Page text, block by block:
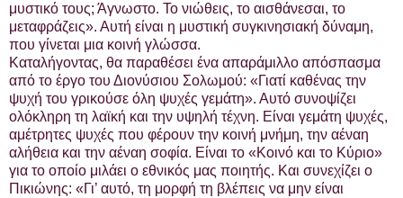
μυστικό τους; Άγνωστο. Το νιώθεις, το αισθάνεσαι, το
μεταφράζεις». Αυτή είναι η μυστική συγκινησιακή δύναμη,
που γίνεται μια κοινή γλώσσα.
Καταλήγοντας, θα παραθέσει ένα απαράμιλλο απόσπασμα
από το έργο του Διονύσιου Σολωμού: «Γιατί καθένας την
ψυχή του γρικούσε όλη ψυχές γεμάτη». Αυτό συνοψίζει
ολόκληρη τη λαϊκή και την υψηλή τέχνη. Είναι γεμάτη ψυχές,
αμέτρητες ψυχές που φέρουν την κοινή μνήμη, την αέναη
αλήθεια και την αέναη σοφία. Είναι το «Κοινό και το Κύριο»
για το οποίο μιλάει ο εθνικός μας ποιητής. Και συνεχίζει ο
Πικιώνης: «Γι’ αυτό, τη μορφή τη βλέπεις να μην είναι